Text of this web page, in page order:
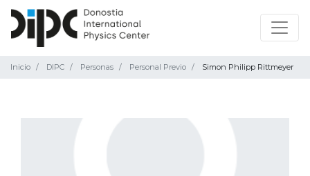
Inicio DIPC Personas Personal Previo Simon Philipp Rittmeyer